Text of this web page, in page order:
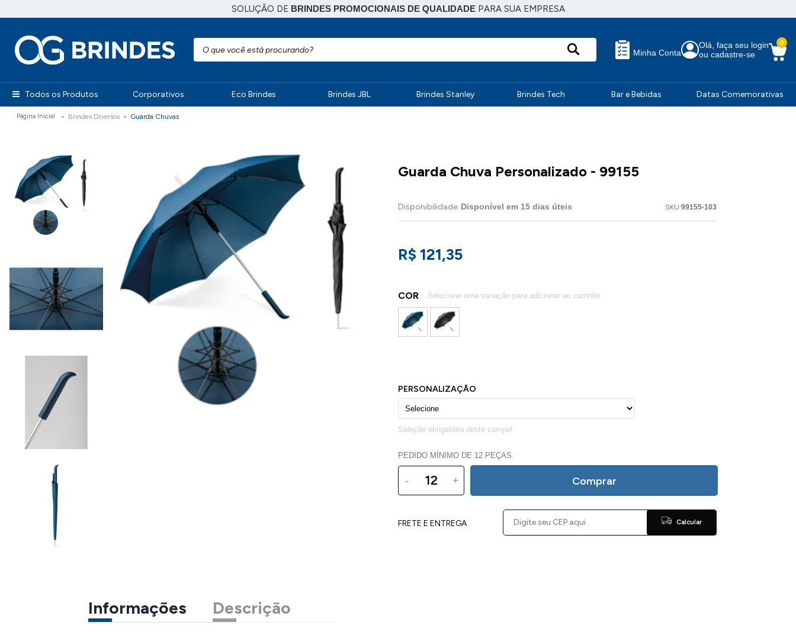
SOLUÇÃO DE BRINDES PROMOCIONAIS DE QUALIDADEPARA SUA EMPRESA
Minha Conta
Olá, faça seu login
ou cadastre-se
0
Todos os Produtos Corporativos Eco Brindes Brindes JBL Brindes Stanley Brindes Tech Bar e Bebidas Datas Comemorativas
Brindes Diversos Guarda Chuvas
Guarda Chuva Personalizado - 99155
Disponibilidade: Disponível em 15 dias úteis SKU 99155-103
R$ 121,35
COR
PEDIDO MÍNIMO DE 12 PEÇAS.
- + Comprar
FRETE E ENTREGA Calcular
Informações Descrição